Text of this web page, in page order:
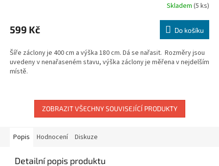
Skladem (5 ks)
599 Kč Do košíku
Šíře záclony je 400 cm a výška 180 cm. Dá se nařasit. Rozměry jsou
uvedeny v nenařaseném stavu, výška záclony je měřena v nejdelším
místě.
ZOBRAZIT VŠECHNY SOUVISEJÍCÍ PRODUKTY
Popis Hodnocení Diskuze
Detailní popis produktu